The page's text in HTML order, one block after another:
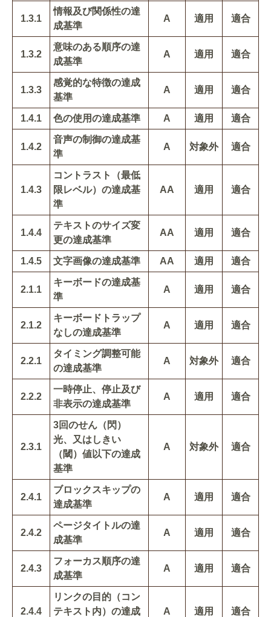
1.3.1
情報及び関係性の達
成基準
A 適用 適合
1.3.2
意味のある順序の達
成基準
A 適用 適合
1.3.3
感覚的な特徴の達成
基準
A 適用 適合
1.4.1 色の使用の達成基準 A 適用 適合
1.4.2
音声の制御の達成基
準
A 対象外 適合
1.4.3
コントラスト（最低
限レベル）の達成基
準
AA 適用 適合
1.4.4
テキストのサイズ変
更の達成基準
AA 適用 適合
1.4.5 文字画像の達成基準 AA 適用 適合
2.1.1
キーボードの達成基
準
A 適用 適合
2.1.2
キーボードトラップ
なしの達成基準
A 適用 適合
2.2.1
タイミング調整可能
の達成基準
A 対象外 適合
2.2.2
一時停止、停止及び
非表示の達成基準
A 適用 適合
2.3.1
3回のせん（閃）
光、又はしきい
（閾）値以下の達成
基準
A 対象外 適合
2.4.1
ブロックスキップの
達成基準
A 適用 適合
2.4.2
ページタイトルの達
成基準
A 適用 適合
2.4.3
フォーカス順序の達
成基準
A 適用 適合
2.4.4
リンクの目的（コン
テキスト内）の達成
A 適用 適合